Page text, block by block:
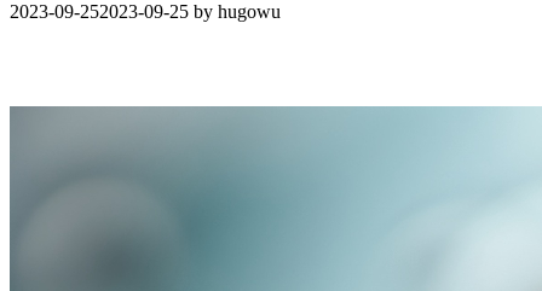
2023-09-252023-09-25 by hugowu